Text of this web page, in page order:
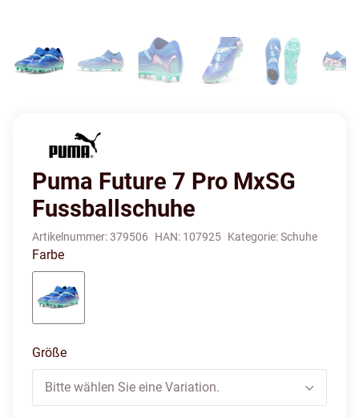
Puma Future 7 Pro MxSG
Fussballschuhe
Artikelnummer:379506 HAN: 107925 Kategorie:Schuhe
Farbe
Größe
Bitte wählen Sie eine Variation.